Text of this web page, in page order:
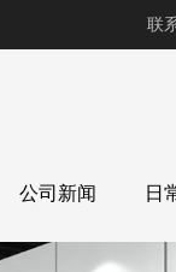
联
公司新闻 日